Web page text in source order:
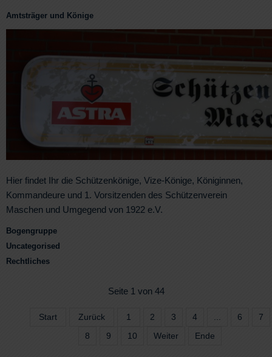
Amtsträger und Könige
Hier findet Ihr die Schützenkönige, Vize-Könige, Königinnen,
Kommandeure und 1. Vorsitzenden des Schützenverein
Maschen und Umgegend von 1922 e.V.
Bogengruppe
Uncategorised
Rechtliches
Seite 1 von 44
Start Zurück 1 2 3 4 ... 6
7
8
9 10 Weiter Ende